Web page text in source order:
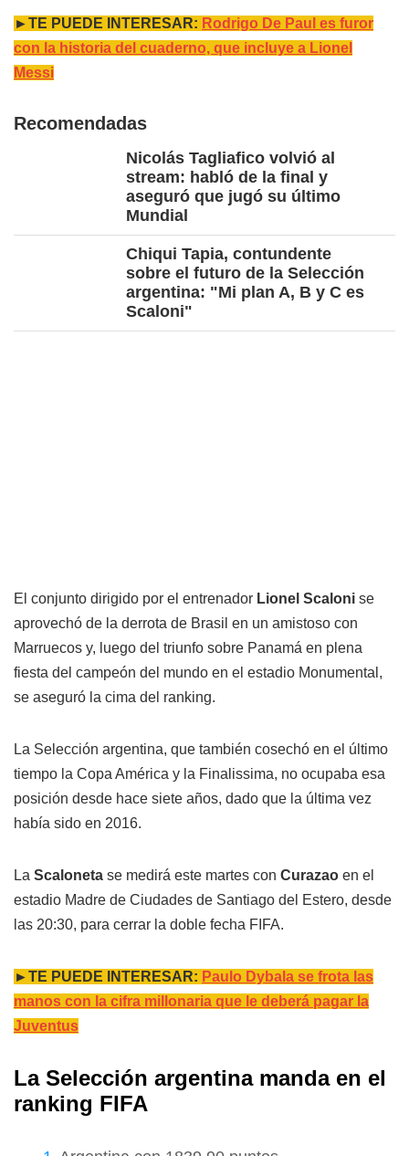
►TE PUEDE INTERESAR: Rodrigo De Paul es furor
con la historia del cuaderno, que incluye a Lionel
Messi
Recomendadas
Nicolás Tagliafico volvió al
stream: habló de la final y
aseguró que jugó su último
Mundial
Chiqui Tapia, contundente
sobre el futuro de la Selección
argentina: "Mi plan A, B y C es
Scaloni"
El conjunto dirigido por el entrenador Lionel Scaloni se
aprovechó de la derrota de Brasil en un amistoso con
Marruecos y, luego del triunfo sobre Panamá en plena
fiesta del campeón del mundo en el estadio Monumental,
se aseguró la cima del ranking.
La Selección argentina, que también cosechó en el último
tiempo la Copa América y la Finalissima, no ocupaba esa
posición desde hace siete años, dado que la última vez
había sido en 2016.
La Scaloneta se medirá este martes con Curazao en el
estadio Madre de Ciudades de Santiago del Estero, desde
las 20:30, para cerrar la doble fecha FIFA.
►TE PUEDE INTERESAR: Paulo Dybala se frota las
manos con la cifra millonaria que le deberá pagar la
Juventus
La Selección argentina manda en el
ranking FIFA